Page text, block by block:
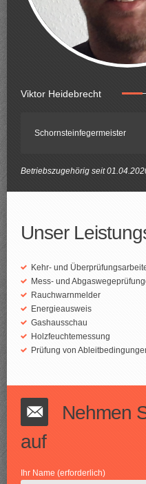
Viktor Heidebrecht
Schornsteinfegermeister
Betriebszugehörig seit
Unser
Kehr- und
Mess- und
Rauchwarnmelder
Energieausweis
Gashausschau
Holzfeuchtemessung
Prüfung von
Nehmen
auf
Ihr Name (erforderlich)